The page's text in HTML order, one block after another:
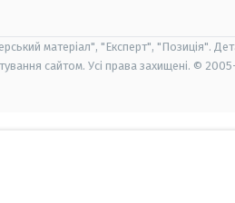
матеріал", "Експерт", "Позиція".
сайтом. Усі права захищені. ©